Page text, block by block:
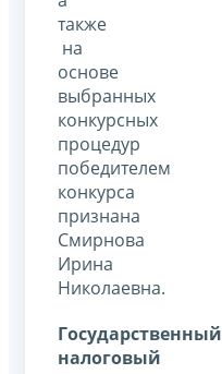
также
на
основе
выбранных
конкурсных
процедур
победителем
конкурса
признана
Смирнова
Ирина
Николаевна.
Государственный
налоговый